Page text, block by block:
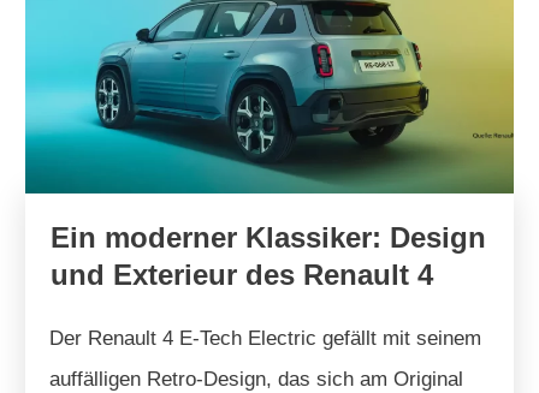
Ein moderner Klassiker: Design
und Exterieur des Renault 4
Der Renault 4 E-Tech Electric gefällt mit seinem
auffälligen Retro-Design, das sich am Original